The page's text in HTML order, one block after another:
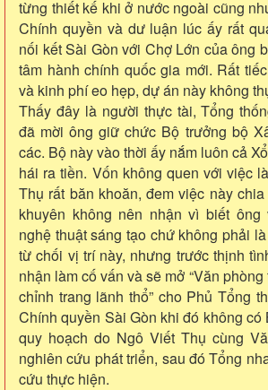
từng thiết kế khi ở nước ngoài cũng
Chính quyền và dư luận lúc ấy rất
nối kết Sài Gòn với Chợ Lớn của ông
tâm hành chính quốc gia mới. Rất
và kinh phí eo hẹp, dự án này không
Thấy đây là người thực tài, Tổng
đã mời ông giữ chức Bộ trưởng bộ
các. Bộ này vào thời ấy nắm luôn cả
hái ra tiền. Vốn không quen với việc
Thụ rất băn khoăn, đem việc này
khuyên không nên nhận vì biết
nghệ thuật sáng tạo chứ không phải
từ chối vị trí này, nhưng trước thịnh
nhận làm cố vấn và sẽ mở “Văn
chỉnh trang lãnh thổ” cho Phủ Tổng
Chính quyền Sài Gòn khi đó không
quy hoạch do Ngô Viết Thụ cùng
nghiên cứu phát triển, sau đó Tổng
cứu thực hiện.